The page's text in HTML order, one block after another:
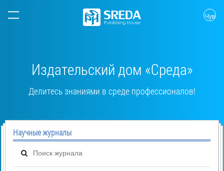
Чув
Издательский дом «Среда»
Делитесь знаниями в среде профессионалов!
Научные журналы